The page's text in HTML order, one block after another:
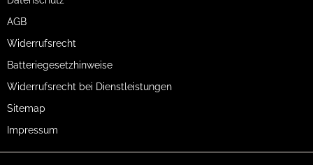
AGB
Widerrufsrecht
Batteriegesetzhinweise
Widerrufsrecht bei Dienstleistungen
Sitemap
Impressum